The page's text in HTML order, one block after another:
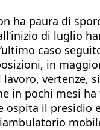
ha paura di
di luglio
caso
in
vertenze,
in pochi mesi
il